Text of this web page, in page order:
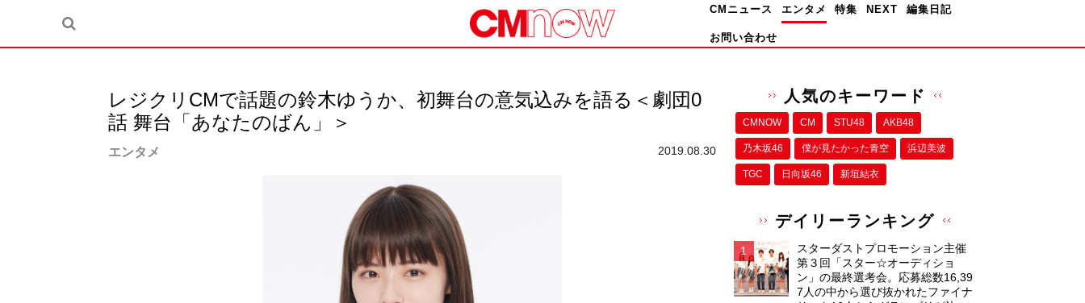
CMニュース エンタメ 特集 NEXT 編集日記
お問い合わせ
レジクリCMで話題の鈴木ゆうか、初舞台の意気込みを語る＜劇団0
話 舞台「あなたのばん」＞
エンタメ 2019.08.30
人気のキーワード
CMNOW CM STU48 AKB48
乃木坂46 僕が⾒たかった⻘空 浜辺美波
TGC 日向坂46 新垣結衣
デイリーランキング
スターダストプロモーション主催
第３回「スター☆オーディショ
ン」の最終選考会。応募総数16,39
7人の中から選び抜かれたファイナ